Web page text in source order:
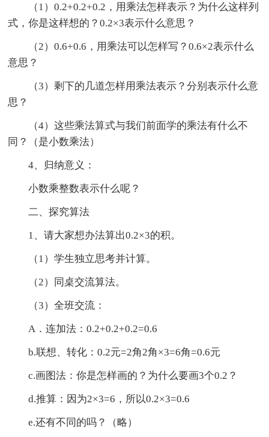
（1）0.2+0.2+0.2，用乘法怎样表示？为什么这样列
式，你是这样想的？0.2×3表示什么意思？
（2）0.6+0.6，用乘法可以怎样写？0.6×2表示什么
意思？
（3）剩下的几道怎样用乘法表示？分别表示什么意
思？
（4）这些乘法算式与我们前面学的乘法有什么不
同？（是小数乘法）
4、归纳意义：
小数乘整数表示什么呢？
二、探究算法
1、请大家想办法算出0.2×3的积。
（1）学生独立思考并计算。
（2）同桌交流算法。
（3）全班交流：
A．连加法：0.2+0.2+0.2=0.6
b.联想、转化：0.2元=2角2角×3=6角=0.6元
c.画图法：你是怎样画的？为什么要画3个0.2？
d.推算：因为2×3=6，所以0.2×3=0.6
e.还有不同的吗？（略）